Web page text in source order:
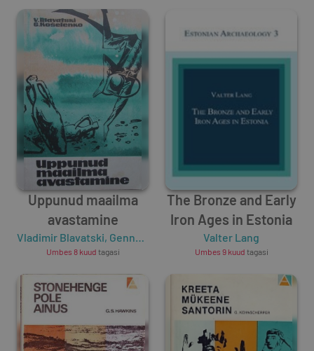
Uppunud maailma
avastamine
Vladimir Blavatski, Gennadi Košelenko
Umbes 8 kuud tagasi
The Bronze and Early
Iron Ages in Estonia
Valter Lang
Umbes 9 kuud tagasi